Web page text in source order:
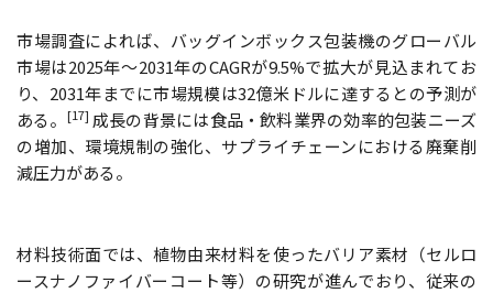
市場調査によれば、バッグインボックス包装機のグローバル
市場は2025年〜2031年のCAGRが9.5%で拡大が見込まれてお
り、2031年までに市場規模は32億米ドルに達するとの予測が
ある。
[17] 成長の背景には食品・飲料業界の効率的包装ニーズ
の増加、環境規制の強化、サプライチェーンにおける廃棄削
減圧力がある。
材料技術面では、植物由来材料を使ったバリア素材（セルロ
ースナノファイバーコート等）の研究が進んでおり、従来の